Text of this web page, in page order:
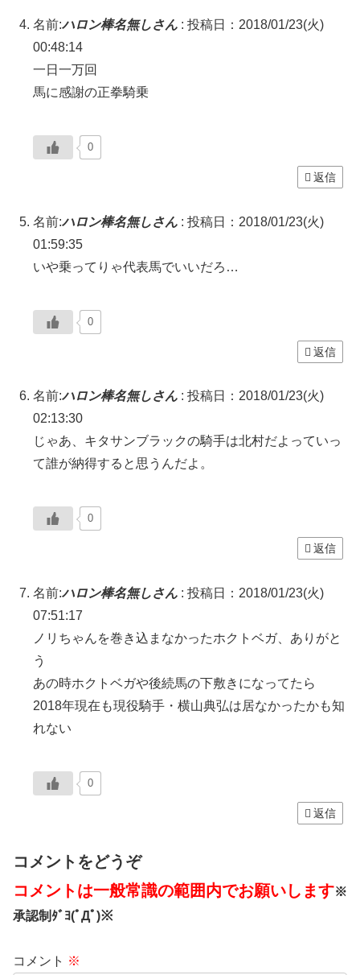
名前:ハロン棒名無しさん : 投稿日：2018/01/23(火)
00:48:14
一日一万回
馬に感謝の正拳騎乗
0
返信
名前:ハロン棒名無しさん : 投稿日：2018/01/23(火)
01:59:35
いや乗ってりゃ代表馬でいいだろ…
0
返信
名前:ハロン棒名無しさん : 投稿日：2018/01/23(火)
02:13:30
じゃあ、キタサンブラックの騎手は北村だよっていっ
て誰が納得すると思うんだよ。
0
返信
名前:ハロン棒名無しさん : 投稿日：2018/01/23(火)
07:51:17
ノリちゃんを巻き込まなかったホクトベガ、ありがと
う
あの時ホクトベガや後続馬の下敷きになってたら
2018年現在も現役騎手・横山典弘は居なかったかも知
れない
0
返信
コメントをどうぞ
コメントは一般常識の範囲内でお願いします※
承認制ﾀﾞﾖ(ﾟДﾟ)※
コメント ※